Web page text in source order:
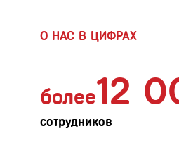
О НАС В ЦИФРАХ
более12
сотрудников